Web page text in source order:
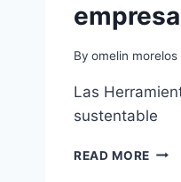
By omelin morelos
Las
sustentable
READ MORE MÁS